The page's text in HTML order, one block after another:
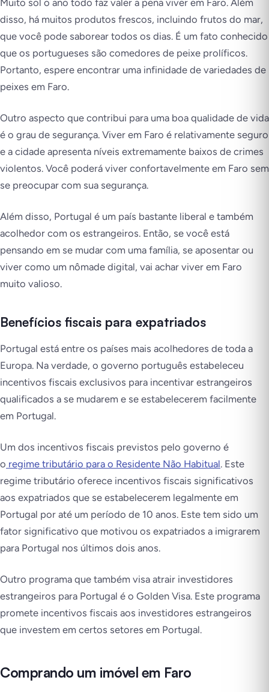
Muito sol o ano todo faz valer a pena viver em Faro. Além
disso, há muitos produtos frescos, incluindo frutos do mar,
que você pode saborear todos os dias. É um fato conhecido
que os portugueses são comedores de peixe prolíficos.
Portanto, espere encontrar uma infinidade de variedades de
peixes em Faro.
Outro aspecto que contribui para uma boa qualidade de vida
é o grau de segurança. Viver em Faro é relativamente seguro
e a cidade apresenta níveis extremamente baixos de crimes
violentos. Você poderá viver confortavelmente em Faro sem
se preocupar com sua segurança.
Além disso, Portugal é um país bastante liberal e também
acolhedor com os estrangeiros. Então, se você está
pensando em se mudar com uma família, se aposentar ou
viver como um nômade digital, vai achar viver em Faro
muito valioso.
Benefícios fiscais para expatriados
Portugal está entre os países mais acolhedores de toda a
Europa. Na verdade, o governo português estabeleceu
incentivos fiscais exclusivos para incentivar estrangeiros
qualificados a se mudarem e se estabelecerem facilmente
em Portugal.
Um dos incentivos fiscais previstos pelo governo é
o regime tributário para o Residente Não Habitual. Este
regime tributário oferece incentivos fiscais significativos
aos expatriados que se estabelecerem legalmente em
Portugal por até um período de 10 anos. Este tem sido um
fator significativo que motivou os expatriados a imigrarem
para Portugal nos últimos dois anos.
Outro programa que também visa atrair investidores
estrangeiros para Portugal é o Golden Visa. Este programa
promete incentivos fiscais aos investidores estrangeiros
que investem em certos setores em Portugal.
Comprando um imóvel em Faro